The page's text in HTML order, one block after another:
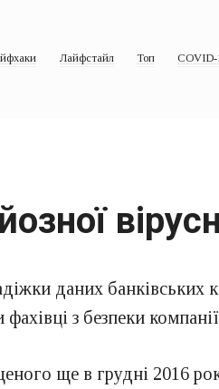
Лайфстайл Топ COVID-
даних банківських
з безпеки
ще в грудні 2016